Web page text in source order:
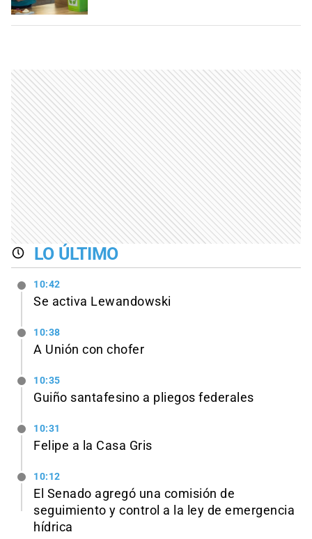
LO ÚLTIMO
10:42
Se activa Lewandowski
10:38
A Unión con chofer
10:35
Guiño santafesino a pliegos federales
10:31
Felipe a la Casa Gris
10:12
El Senado agregó una comisión de
seguimiento y control a la ley de emergencia
hídrica